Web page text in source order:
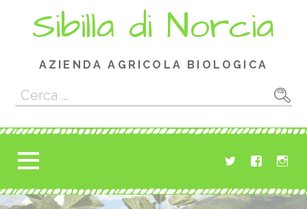
Sibilla di Norcia
AZIENDA AGRICOLA BIOLOGICA
Ricerca
per: